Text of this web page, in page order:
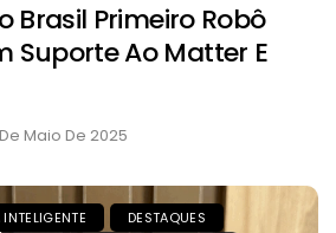
Brasil Primeiro Robô
Suporte Ao Matter E
Maio De 2025
DESTAQUES